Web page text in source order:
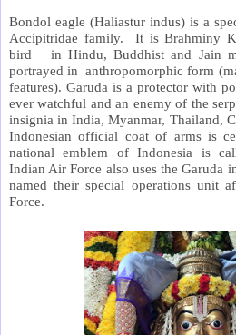
Bondol eagle (Haliastur indus) is a
Accipitridae family. It is Brahminy
bird in Hindu, Buddhist and Jain
portrayed in anthropomorphic form
features). Garuda is a protector with
ever watchful and an enemy of the
insignia in India, Myanmar, Thailand,
Indonesian official coat of arms is
national emblem of Indonesia is
Indian Air Force also uses the Garuda
named their special operations unit
Force.